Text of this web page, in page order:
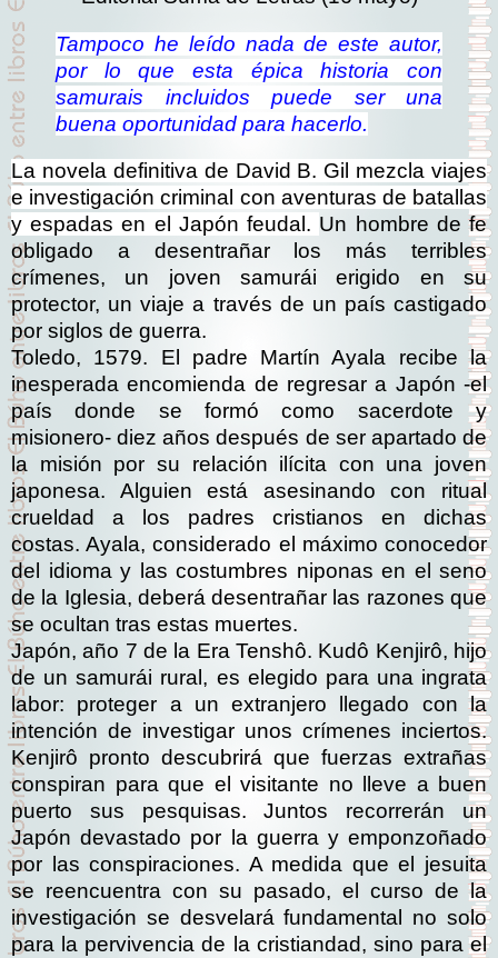
Tampoco he leído nada de este autor,
por lo que esta épica historia con
samurais incluidos puede ser una
buena oportunidad para hacerlo.
La novela definitiva de David B. Gil mezcla viajes
e investigación criminal con aventuras de batallas
y espadas en el Japón feudal. Un hombre de fe
obligado a desentrañar los más terribles
crímenes, un joven samurái erigido en su
protector, un viaje a través de un país castigado
por siglos de guerra.
Toledo, 1579. El padre Martín Ayala recibe la
inesperada encomienda de regresar a Japón -el
país donde se formó como sacerdote y
misionero- diez años después de ser apartado de
la misión por su relación ilícita con una joven
japonesa. Alguien está asesinando con ritual
crueldad a los padres cristianos en dichas
costas. Ayala, considerado el máximo conocedor
del idioma y las costumbres niponas en el seno
de la Iglesia, deberá desentrañar las razones que
se ocultan tras estas muertes.
Japón, año 7 de la Era Tenshô. Kudô Kenjirô, hijo
de un samurái rural, es elegido para una ingrata
labor: proteger a un extranjero llegado con la
intención de investigar unos crímenes inciertos.
Kenjirô pronto descubrirá que fuerzas extrañas
conspiran para que el visitante no lleve a buen
puerto sus pesquisas. Juntos recorrerán un
Japón devastado por la guerra y emponzoñado
por las conspiraciones. A medida que el jesuita
se reencuentra con su pasado, el curso de la
investigación se desvelará fundamental no solo
para la pervivencia de la cristiandad, sino para el